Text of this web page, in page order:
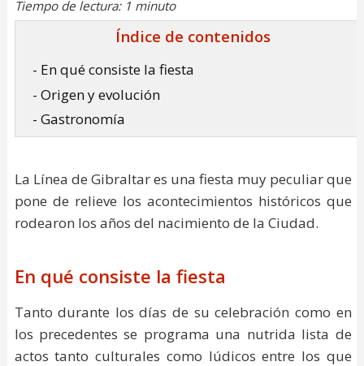
Tiempo de lectura: 1 minuto
Índice de contenidos
- En qué consiste la fiesta
- Origen y evolución
- Gastronomía
La Línea de Gibraltar es una fiesta muy peculiar que
pone de relieve los acontecimientos históricos que
rodearon los años del nacimiento de la Ciudad.
En qué consiste la fiesta
Tanto durante los días de su celebración como en
los precedentes se programa una nutrida lista de
actos tanto culturales como lúdicos entre los que